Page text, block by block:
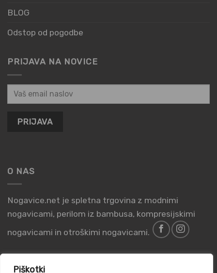
Piškotki
BLOG
Odstop od pogodbe
PRIJAVA NA NOVICE
O NAS
Nogavice.net je spletna trgovina z modnimi
nogavicami, perilom iz bambusa, kompresijskimi
nogavicami in otroškimi nogavicami.